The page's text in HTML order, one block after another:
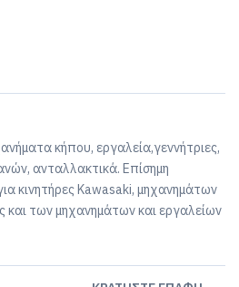
κήπου, εργαλεία,γεννήτριες,
ανταλλακτικά. Επίσημη
κινητήρες Kawasaki, μηχανημάτων
και των μηχανημάτων και εργαλείων